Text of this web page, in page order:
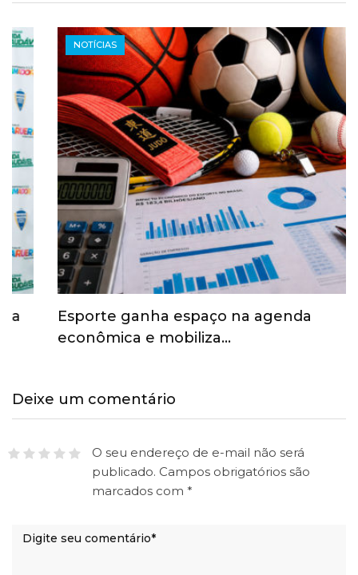
NOTÍCIAS
Esporte ganha espaço na agenda
econômica e mobiliza…
Deixe um comentário
O seu endereço de e-mail não será
publicado. Campos obrigatórios são
marcados com *